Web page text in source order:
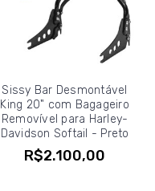
Sissy Bar Desmontável
King 20" com Bagageiro
Removível para Harley-
Davidson Softail - Preto
R$2.100,00